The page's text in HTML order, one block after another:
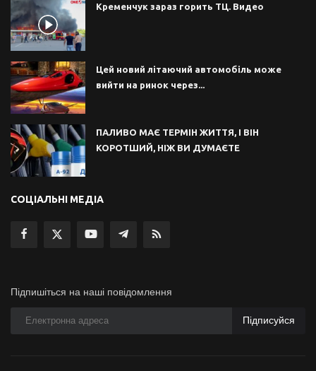
Кременчук зараз горить ТЦ. Видео
Цей новий літаючий автомобіль може
вийти на ринок через...
ПАЛИВО МАЄ ТЕРМІН ЖИТТЯ, І ВІН
КОРОТШИЙ, НІЖ ВИ ДУМАЄТЕ
СОЦІАЛЬНІ МЕДІА
Підпишіться на наші повідомлення
Підписуйся